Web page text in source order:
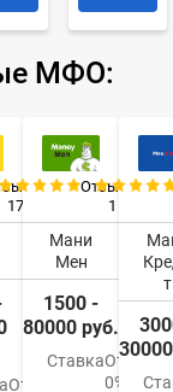
МФО:
17
От
Отзывы:
1
Мани
Мен
1500 -
80000 руб.
СтавкаОт
0%
т